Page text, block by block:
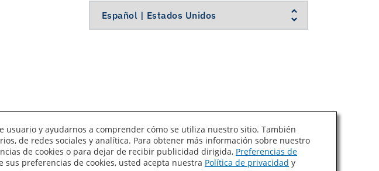
de privacidad
Ley de Cadenas de Suministro de California
y ayudarnos a comprender cómo se utiliza nuestro sitio. También
de redes sociales y analítica. Para obtener más información sobre nuestro
de cookies o para dejar de recibir publicidad dirigida, Preferencias de
preferencias de cookies, usted acepta nuestra Política de privacidad y